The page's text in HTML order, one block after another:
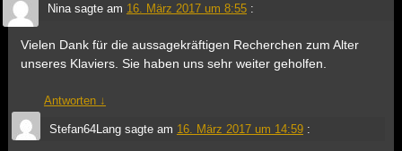
Ninasagte am 16. März 2017 um 8:55 :
Vielen Dank für die aussagekräftigen Recherchen zum Alter
unseres Klaviers. Sie haben uns sehr weiter geholfen.
Antworten ↓
Stefan64Langsagte am 16. März 2017 um 14:59 :